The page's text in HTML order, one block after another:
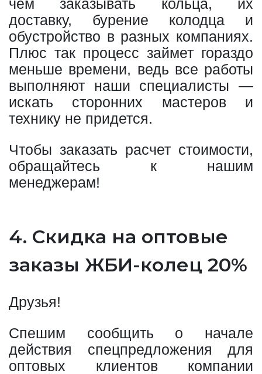
чем заказывать кольца, их
доставку, бурение колодца и
обустройство в разных компаниях.
Плюс так процесс займет гораздо
меньше времени, ведь все работы
выполняют наши специалисты —
искать сторонних мастеров и
технику не придется.
Чтобы заказать расчет стоимости,
обращайтесь к нашим
менеджерам!
4. Скидка на оптовые
заказы ЖБИ-колец 20%
Друзья!
Спешим сообщить о начале
действия спецпредложения для
оптовых клиентов компании